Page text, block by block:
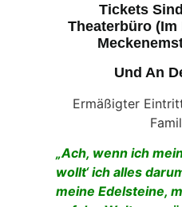
Tickets
Theaterbüro (im
Und An
Ermäßigter
„Ach, wenn ich
wollt‘ ich alles
meine Edelsteine,